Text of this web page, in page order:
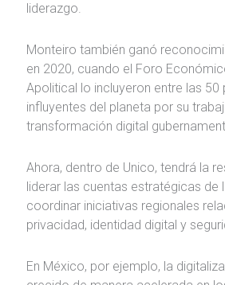
liderazgo.
Monteiro también ganó
en 2020, cuando el Foro
Apolitical lo incluyeron entre las 50
influyentes del planeta por su
transformación digital
Ahora, dentro de Unico, tendrá la
liderar las cuentas estratégicas de
coordinar iniciativas regionales
privacidad, identidad digital y
En México, por ejemplo, la